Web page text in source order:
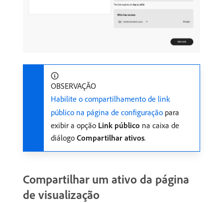
OBSERVAÇÃO
Habilite o compartilhamento de link
público na página de configuração para
exibir a opção Link público na caixa de
diálogo Compartilhar ativos.
Compartilhar um ativo da página
de visualização